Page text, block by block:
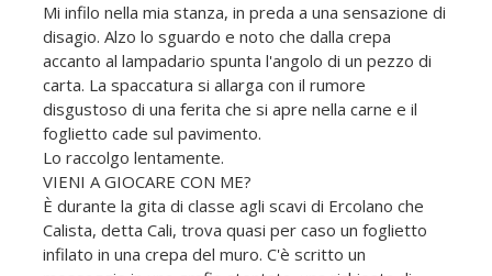
Mi infilo nella mia stanza, in preda a una sensazione di
disagio. Alzo lo sguardo e noto che dalla crepa
accanto al lampadario spunta l'angolo di un pezzo di
carta. La spaccatura si allarga con il rumore
disgustoso di una ferita che si apre nella carne e il
foglietto cade sul pavimento.
Lo raccolgo lentamente.
VIENI A GIOCARE CON ME?
È durante la gita di classe agli scavi di Ercolano che
Calista, detta Cali, trova quasi per caso un foglietto
infilato in una crepa del muro. C'è scritto un